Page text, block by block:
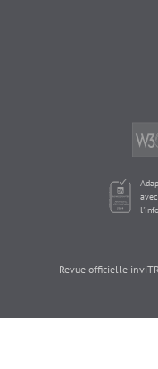
Revue officielle